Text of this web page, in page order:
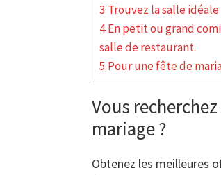
3 Trouvez la salle
4 En petit ou grand
salle de restaurant.
5 Pour une fête de
Vous
mariage ?
Obtenez les meilleures